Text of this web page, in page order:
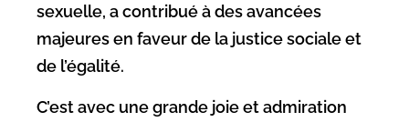
sexuelle, a contribué à des avancées
majeures en faveur de la justice sociale et
de l’égalité.
C’est avec une grande joie et admiration